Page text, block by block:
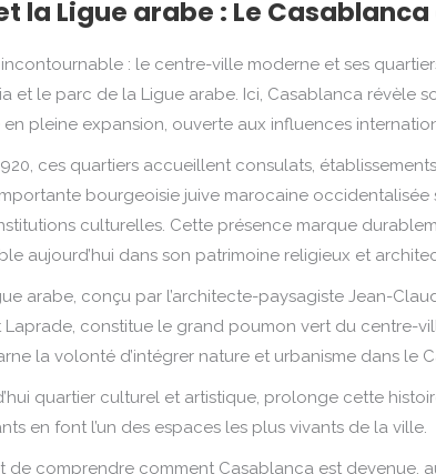
la Ligue arabe : Le Casablanca
: le centre-ville moderne et ses
et le parc de la Ligue arabe. Ici, Casablanca révèle
en pleine expansion, ouverte aux influences
ces quartiers accueillent consulats,
bourgeoisie juive marocaine occidentalisée
culturelles. Cette présence marque
aujourd’hui dans son patrimoine religieux et
arabe, conçu par l’architecte-paysagiste Jean-
Laprade, constitue le grand poumon vert du centre-
la volonté d’intégrer nature et urbanisme dans le
quartier culturel et artistique, prolonge cette
en font l’un des espaces les plus vivants de la ville.
de comprendre comment Casablanca est devenue,